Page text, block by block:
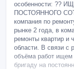
особенности: ??
ПОСТОЯННОГО
компания по
рынке 2 года, в
ремонты квартир и
области. В связи с
объёма работ ищем
бригаду на